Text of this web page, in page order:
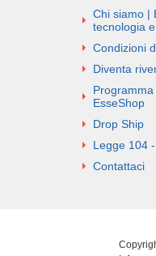
Chi siamo |
tecnologia
Condizioni
Diventa
EsseShop
Drop Ship
Legge 104
Contattaci